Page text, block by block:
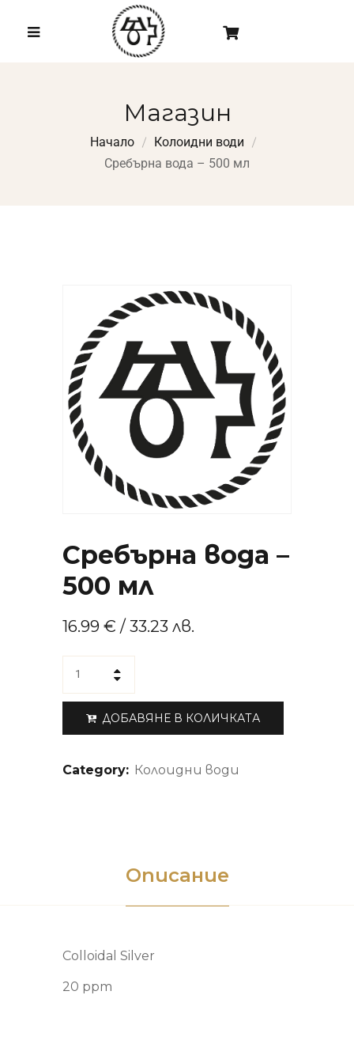
Магазин
Начало
Колоидни води
Сребърна вода – 500 мл
Сребърна вода –
500 мл
16.99 € / 33.23 лв.
ДОБАВЯНЕ В КОЛИЧКАТА
Category: Колоидни води
Описание
Colloidal Silver
20 ppm